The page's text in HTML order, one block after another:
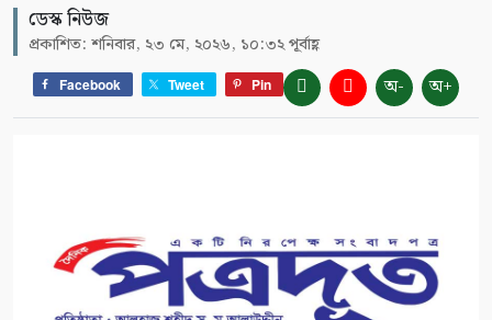
ডেস্ক নিউজ
প্রকাশিত: শনিবার, ২৩ মে, ২০২৬, ১০:৩২ পূর্বাহ্ণ
Facebook Tweet Pin অ- অ+